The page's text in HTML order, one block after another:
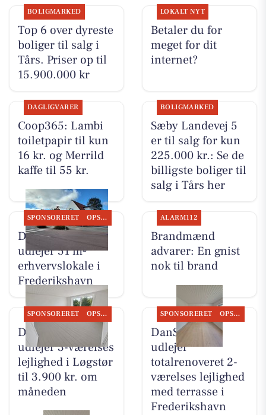
BOLIGMARKED
Top 6 over dyreste
boliger til salg i
Tårs. Priser op til
15.900.000 kr
LOKALT NYT
Betaler du for
meget for dit
internet?
DAGLIGVARER
Coop365: Lambi
toiletpapir til kun
16 kr. og Merrild
kaffe til 55 kr.
BOLIGMARKED
Sæby Landevej 5
er til salg for kun
225.000 kr.: Se de
billigste boliger til
salg i Tårs her
SPONSORERET OPSLAGSTAVLEN
DanSeb ApS
udlejer 51 m²
erhvervslokale i
Frederikshavn
ALARM112
Brandmænd
advarer: En gnist
nok til brand
SPONSORERET OPSLAGSTAVLEN
DanSeb ApS
udlejer 3-værelses
lejlighed i Løgstør
til 3.900 kr. om
måneden
SPONSORERET OPSLAGSTAVLEN
DanSeb ApS
udlejer
totalrenoveret 2-
værelses lejlighed
med terrasse i
Frederikshavn